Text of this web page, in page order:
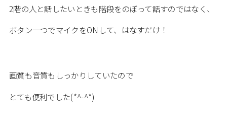
2階の人と話したいときも階段をのぼって話すのではなく、
ボタン一つでマイクをONして、はなすだけ！
画質も音質もしっかりしていたので
とても便利でした(*^-^*)